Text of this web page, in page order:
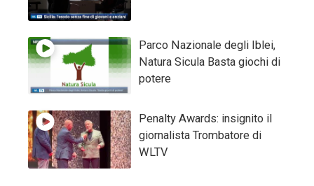
Parco Nazionale degli Iblei,
Natura Sicula Basta giochi di
potere
Penalty Awards: insignito il
giornalista Trombatore di
WLTV